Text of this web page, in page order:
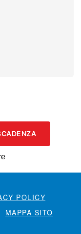
POLICY
MAPPA SITO